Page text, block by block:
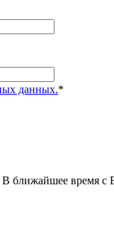
данных.*
ближайшее время с